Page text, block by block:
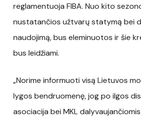
reglamentuoja FIBA. Nuo kito
nustatančios užtvarų statymą bei
naudojimą, bus eleminuotos ir šie
bus leidžiami.
„Norime informuoti visą Lietuvos
lygos bendruomenę, jog po ilgos
asociacija bei MKL